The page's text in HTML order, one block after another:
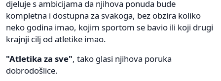
djeluje s ambicijama da njihova ponuda bude
kompletna i dostupna za svakoga, bez obzira koliko
neko godina imao, kojim sportom se bavio ili koji drugi
krajnji cilj od atletike imao.
"Atletika za sve", tako glasi njihova poruka
dobrodošlice.